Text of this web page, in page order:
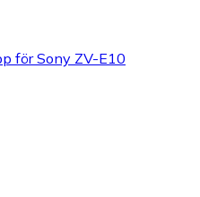
för Sony ZV-E10